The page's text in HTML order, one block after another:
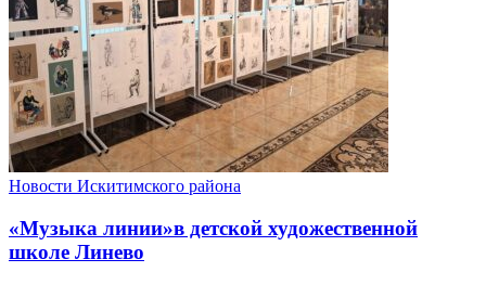
Новости Искитимского района
«Музыка линии»в детской художественной
школе Линево